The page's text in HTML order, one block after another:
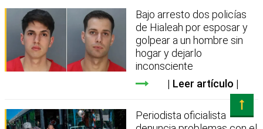
Bajo arresto dos policías
de Hialeah por esposar y
golpear a un hombre sin
hogar y dejarlo
inconsciente
Leer artículo
Periodista oficialista